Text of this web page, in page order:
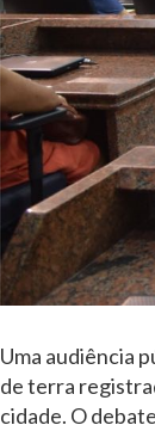
Uma audiência
de terra
cidade. O